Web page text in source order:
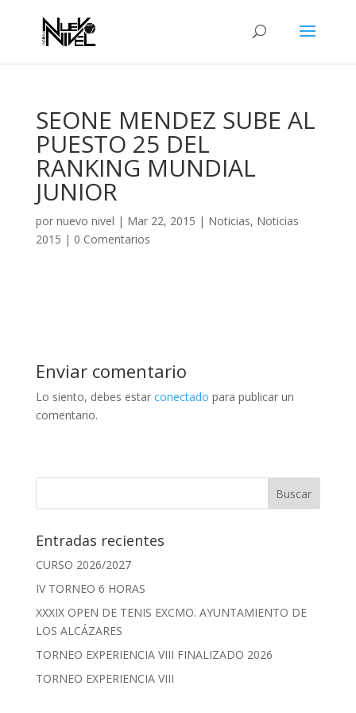
SEONE MENDEZ SUBE AL
PUESTO 25 DEL
RANKING MUNDIAL
JUNIOR
por nuevo nivel | Mar 22, 2015 | Noticias, Noticias
2015 | 0 Comentarios
Enviar comentario
Lo siento, debes estar conectado para publicar un
comentario.
Entradas recientes
CURSO 2026/2027
IV TORNEO 6 HORAS
XXXIX OPEN DE TENIS EXCMO. AYUNTAMIENTO DE
LOS ALCÁZARES
TORNEO EXPERIENCIA VIII FINALIZADO 2026
TORNEO EXPERIENCIA VIII